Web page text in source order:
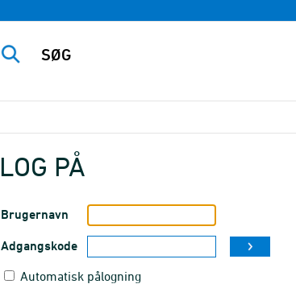
LOG PÅ
Brugernavn
Adgangskode
Automatisk pålogning